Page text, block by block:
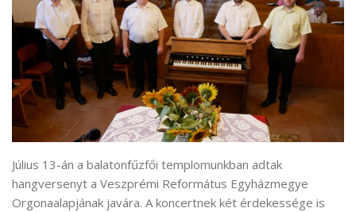
Július 13-án a balatonfűzfői templomunkban adtak
hangversenyt a Veszprémi Református Egyházmegye
Orgonaalapjának javára. A koncertnek két érdekessége is